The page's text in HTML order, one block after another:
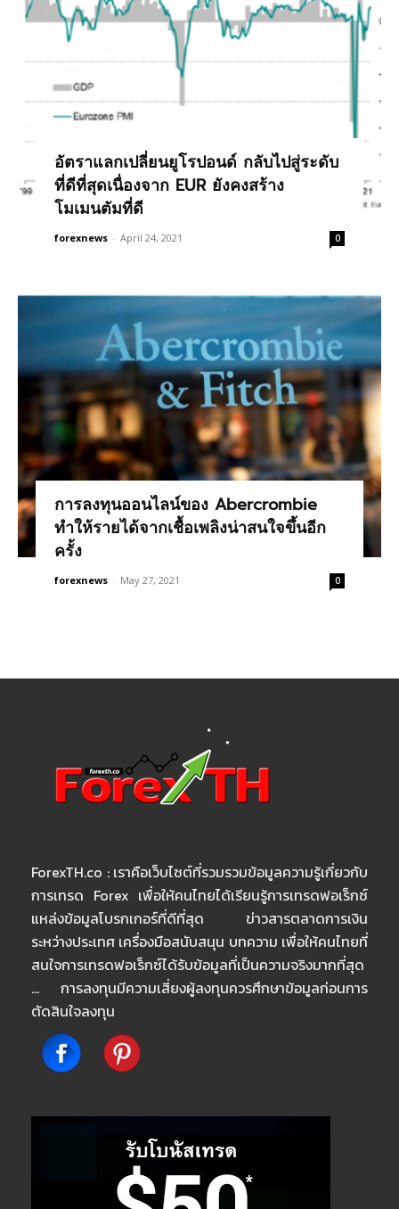
อัตราแลกเปลี่ยนยูโรปอนด์ กลับไปสู่ระดับ
ที่ดีที่สุดเนื่องจาก EUR ยังคงสร้าง
โมเมนตัมที่ดี
forexnews - April 24, 2021 0
การลงทุนออนไลน์ของ Abercrombie
ทำให้รายได้จากเชื้อเพลิงน่าสนใจขึ้นอีก
ครั้ง
forexnews - May 27, 2021 0
ForexTH.co : เราคือเว็บไซต์ที่รวมรวมข้อมูลความรู้เกี่ยวกับ
การเทรด Forex เพื่อให้คนไทยได้เรียนรู้การเทรดฟอเร็กซ์
แหล่งข้อมูลโบรกเกอร์ที่ดีที่สุด ข่าวสารตลาดการเงิน
ระหว่างประเทศ เครื่องมือสนับสนุน บทความ เพื่อให้คนไทยที่
สนใจการเทรดฟอเร็กซ์ได้รับข้อมูลที่เป็นความจริงมากที่สุด
… การลงทุนมีความเสี่ยงผู้ลงทุนควรศึกษาข้อมูลก่อนการ
ตัดสินใจลงทุน